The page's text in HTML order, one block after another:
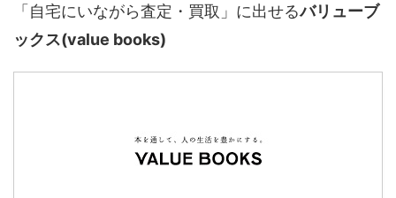
「自宅にいながら査定・買取」に出せるバリューブ
ックス(value books)